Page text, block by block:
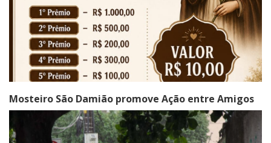
Mosteiro São Damião promove Ação entre Amigos